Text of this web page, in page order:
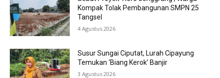
Kompak Tolak Pembangunan SMPN 25
Tangsel
4 Agustus 2026
Susur Sungai Ciputat, Lurah Cipayung
Temukan ‘Biang Kerok’ Banjir
3 Agustus 2026